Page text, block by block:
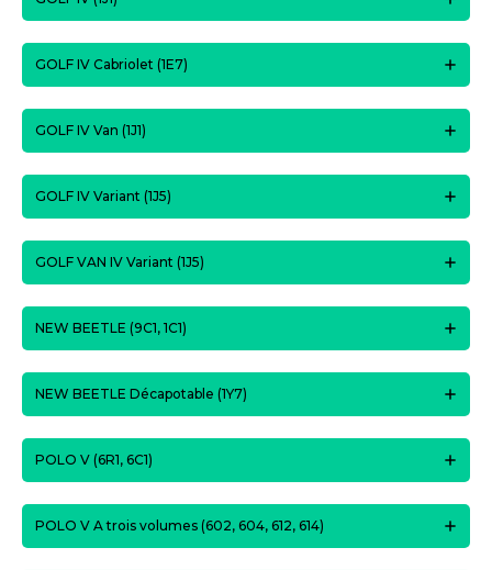
GOLF IV Cabriolet (1E7)
GOLF IV Van (1J1)
GOLF IV Variant (1J5)
GOLF VAN IV Variant (1J5)
NEW BEETLE (9C1, 1C1)
NEW BEETLE Décapotable (1Y7)
POLO V (6R1, 6C1)
POLO V A trois volumes (602, 604, 612, 614)